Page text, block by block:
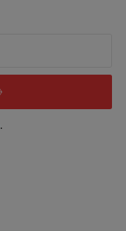
.